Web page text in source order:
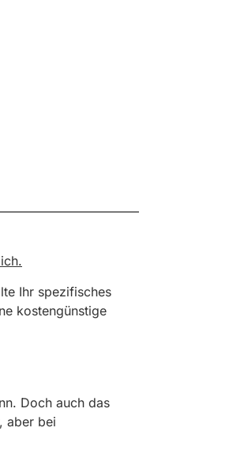
Ihr spezifisches
kostengünstige
Doch auch das
aber bei